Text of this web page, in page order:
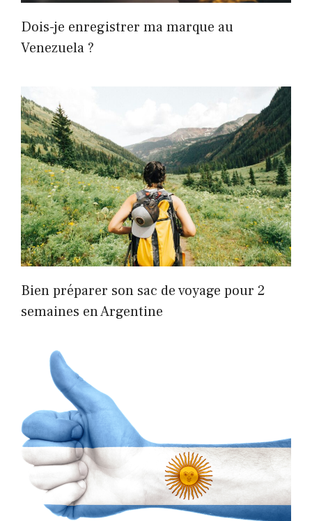
Dois-je enregistrer ma marque au
Venezuela ?
Bien préparer son sac de voyage pour 2
semaines en Argentine